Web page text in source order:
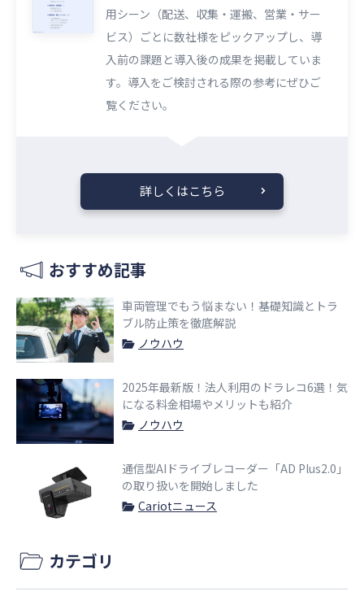
用シーン（配送、収集・運搬、営業・サー
ビス）ごとに数社様をピックアップし、導
入前の課題と導入後の成果を掲載していま
す。導入をご検討される際の参考にぜひご
覧ください。​​
詳しくはこちら
おすすめ記事
車両管理でもう悩まない！基礎知識とトラ
ブル防止策を徹底解説
ノウハウ
2025年最新版！法人利用のドラレコ6選！気
になる料金相場やメリットも紹介
ノウハウ
通信型AIドライブレコーダー「AD Plus2.0」
の取り扱いを開始しました
Cariotニュース
カテゴリ